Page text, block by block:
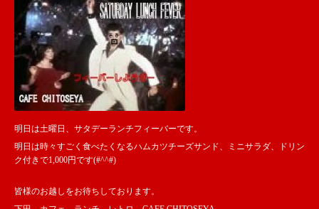
明日は土曜日、サタデーランチフィーバーです。
明日は時々すごく食べたくなるハムカツチーズサンド、ミニサラダ、ドリン
ク付きで1,000円です(#^^#)
皆様のお越しをお待ちしております。